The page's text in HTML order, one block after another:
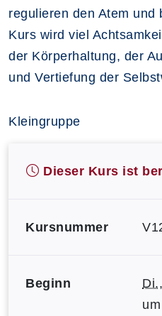
regulieren den Atem und
Kurs wird viel
der Körperhaltung, der
und Vertiefung der
Kleingruppe
Dieser Kurs ist
Kursnummer
Beginn Di.